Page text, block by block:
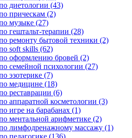
диетологии (43)
прическам (2)
музыке (27)
гештальт-терапии (28)
ремонту бытовой техники (2)
soft skills (62)
оформлению бровей (2)
семейной психологии (27)
эзотерике (7)
медицине (18)
реставрации (6)
аппаратной косметологии (3)
игре на барабанах (1)
ментальной арифметике (2)
лимфодренажному массажу (1)